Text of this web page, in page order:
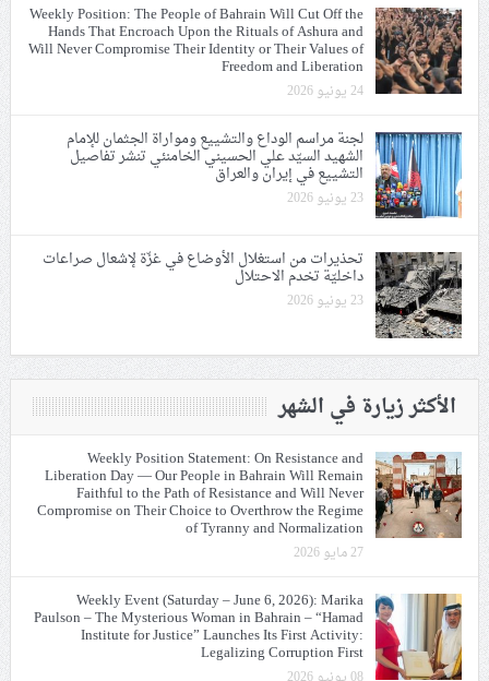
Weekly Position: The People of Bahrain Will Cut Off the
Hands That Encroach Upon the Rituals of Ashura and
Will Never Compromise Their Identity or Their Values of
Freedom and Liberation
24 يونيو 2026
لجنة مراسم الوداع والتشييع ومواراة الجثمان للإمام
الشهيد السيّد علي الحسيني الخامنئي تنشر تفاصيل
التشييع في إيران والعراق
23 يونيو 2026
تحذيرات من استغلال الأوضاع في غزّة لإشعال صراعات
داخليّة تخدم الاحتلال
23 يونيو 2026
الأكثر زيارة في الشهر
Weekly Position Statement: On Resistance and
Liberation Day — Our People in Bahrain Will Remain
Faithful to the Path of Resistance and Will Never
Compromise on Their Choice to Overthrow the Regime
of Tyranny and Normalization
27 مايو 2026
Weekly Event (Saturday – June 6, 2026): Marika
Paulson – The Mysterious Woman in Bahrain – “Hamad
Institute for Justice” Launches Its First Activity:
Legalizing Corruption First